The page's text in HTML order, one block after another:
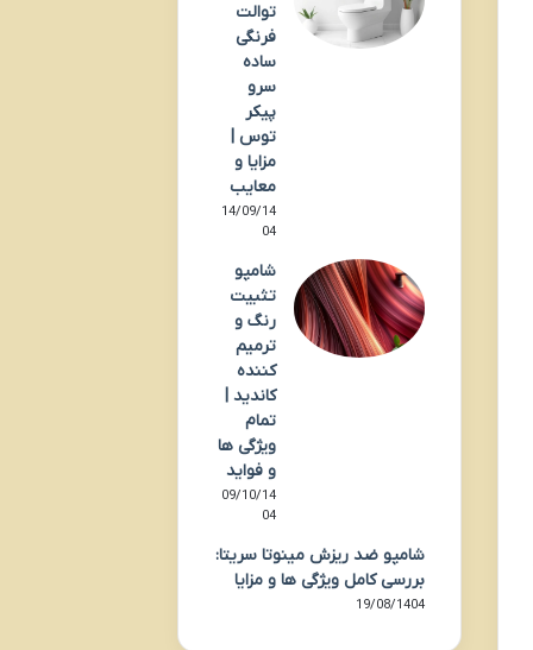
توالت
فرنگی
ساده
سرو
پیکر
توس |
مزایا و
معایب
14/09/14
04
شامپو
تثبیت
رنگ و
ترمیم
کننده
کاندید |
تمام
ویژگی ها
و فواید
09/10/14
04
شامپو ضد ریزش مینوتا سریتا:
بررسی کامل ویژگی ها و مزایا
19/08/1404